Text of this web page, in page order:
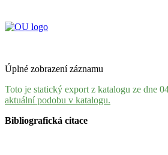
Úplné zobrazení záznamu
Toto je statický export z katalogu ze dne
aktuální podobu v katalogu.
Bibliografická citace